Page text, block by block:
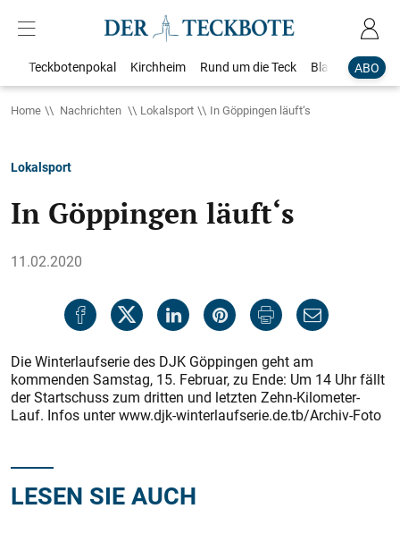
ABO
Teckbotenpokal Kirchheim Rund um die Teck Blaulicht
Home Nachrichten Lokalsport In Göppingen läuft‘s
Lokalsport
In Göppingen läuft‘s
11.02.2020
Die Winterlaufserie des DJK Göppingen geht am
kommenden Samstag, 15. Februar, zu Ende: Um 14 Uhr fällt
der Startschuss zum dritten und letzten Zehn-Kilometer-
Lauf. Infos unter www.djk-winterlaufserie.de.tb/Archiv-Foto
LESEN SIE AUCH